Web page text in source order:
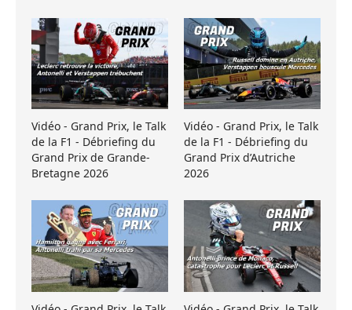
Vidéo - Grand Prix, le Talk
de la F1 - Débriefing du
Grand Prix de Grande-
Bretagne 2026
Vidéo - Grand Prix, le Talk
de la F1 - Débriefing du
Grand Prix d’Autriche
2026